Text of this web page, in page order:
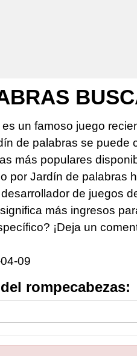
un famoso juego
de palabras se
más populares
por Jardín de palabras
de juegos
más ingresos
¡Deja un
09
rompecabezas: